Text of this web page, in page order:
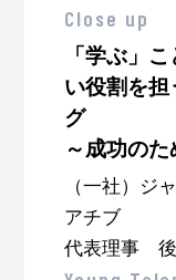
Close up
「学ぶ」
い役割を
グ
～成功の
（一社）ジ
アチブ
代表理事 後